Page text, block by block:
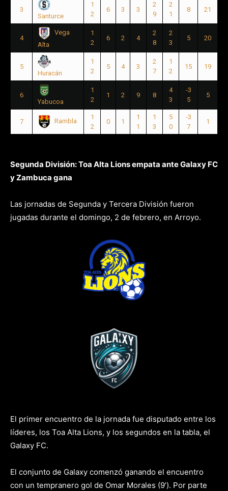
3
Santurce
1
2
6 3 3
2
9
2
1
8 21
4
Vega
Alta
1
2
6 2 4
2
8
2
3
5 20
5
Huracán
1
2
5 4 3
2
7
1
2
15 19
6
Yabucoa
1
2
1 2 9 8
4
3
-3
5
5
7 Rambla
1
2
0 1
1
1
1
3
5
0
-3
7
1
Segunda División: Toa Alta Lions empata ante Galaxy FC
y Zambuca gana
Las jornadas de Segunda y Tercera División fueron
jugadas durante el domingo, 2 de febrero, en Arroyo.
El primer encuentro de la jornada fue disputado entre los
líderes, los Toa Alta Lions, y los segundos en la tabla, el
Galaxy FC.
El conjunto de Galaxy comenzó ganando el encuentro
con un tempranero gol de Omar Morales (9’). Por parte